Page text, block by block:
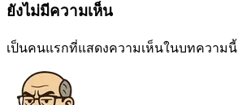
ยังไม่มีความเห็น
เป็นคนแรกที่แสดงความเห็นในบทความนี้